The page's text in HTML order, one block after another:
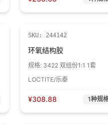
SKU: 244142
环氧结构胶
规格: 3422 双组份1:1 1套
LOCTITE/乐泰
¥308.88 1种规